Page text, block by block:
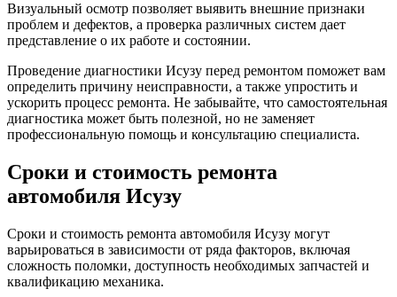
Визуальный осмотр позволяет выявить внешние признаки
проблем и дефектов, а проверка различных систем дает
представление о их работе и состоянии.
Проведение диагностики Исузу перед ремонтом поможет вам
определить причину неисправности, а также упростить и
ускорить процесс ремонта. Не забывайте, что самостоятельная
диагностика может быть полезной, но не заменяет
профессиональную помощь и консультацию специалиста.
Сроки и стоимость ремонта
автомобиля Исузу
Сроки и стоимость ремонта автомобиля Исузу могут
варьироваться в зависимости от ряда факторов, включая
сложность поломки, доступность необходимых запчастей и
квалификацию механика.